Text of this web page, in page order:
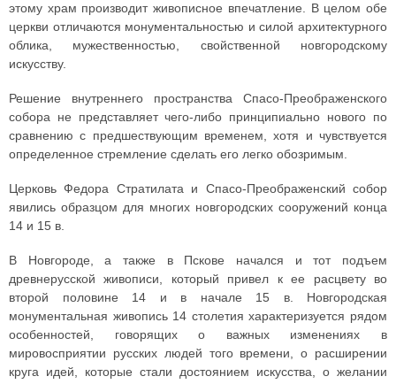
этому храм производит живописное впечатление. В целом обе
церкви отличаются монументальностью и силой архитектурного
облика, мужественностью, свойственной новгородскому
искусству.
Решение внутреннего пространства Спасо-Преображенского
собора не представляет чего-либо принципиально нового по
сравнению с предшествующим временем, хотя и чувствуется
определенное стремление сделать его легко обозримым.
Церковь Федора Стратилата и Спасо-Преображенский собор
явились образцом для многих новгородских сооружений конца
14 и 15 в.
В Новгороде, а также в Пскове начался и тот подъем
древнерусской живописи, который привел к ее расцвету во
второй половине 14 и в начале 15 в. Новгородская
монументальная живопись 14 столетия характеризуется рядом
особенностей, говорящих о важных изменениях в
мировосприятии русских людей того времени, о расширении
круга идей, которые стали достоянием искусства, о желании